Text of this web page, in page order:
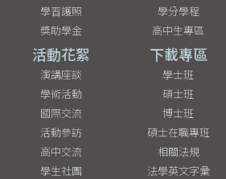
學習護照
獎助學金
學分學程
高中生專區
活動花絮
演講座談
學術活動
國際交流
活動參訪
高中交流
學生社團
下載專區
學士班
碩士班
博士班
碩士在職專班
相關法規
法學英文字彙